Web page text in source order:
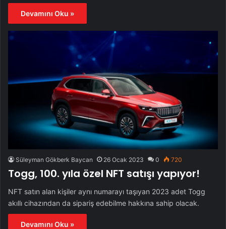
Devamını Oku »
Süleyman Gökberk Baycan 26 Ocak 2023 0 720
Togg, 100. yıla özel NFT satışı yapıyor!
NFT satın alan kişiler aynı numarayı taşıyan 2023 adet Togg
akıllı cihazından da sipariş edebilme hakkına sahip olacak.
Devamını Oku »